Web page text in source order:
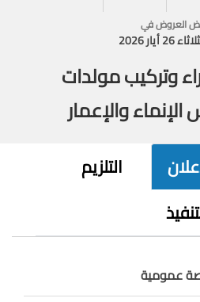
العروض في
26 أيار 2026
وتركيب مولدات
والإعمار
التلزيم
عمومية